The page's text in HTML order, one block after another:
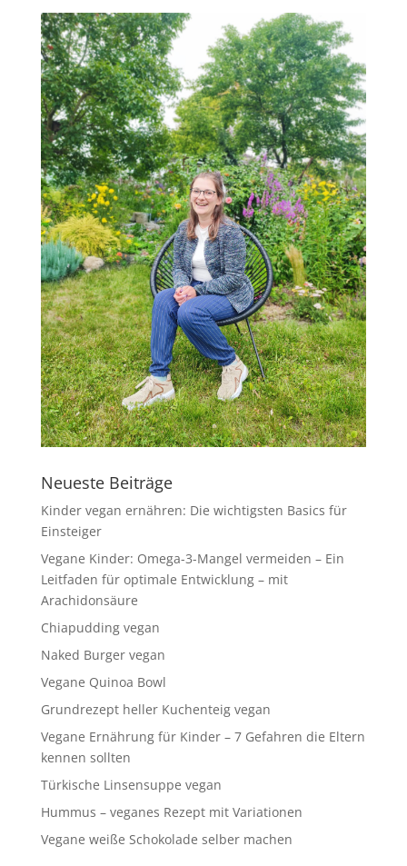
Neueste Beiträge
Kinder vegan ernähren: Die wichtigsten Basics für
Einsteiger
Vegane Kinder: Omega-3-Mangel vermeiden – Ein
Leitfaden für optimale Entwicklung – mit
Arachidonsäure
Chiapudding vegan
Naked Burger vegan
Vegane Quinoa Bowl
Grundrezept heller Kuchenteig vegan
Vegane Ernährung für Kinder – 7 Gefahren die Eltern
kennen sollten
Türkische Linsensuppe vegan
Hummus – veganes Rezept mit Variationen
Vegane weiße Schokolade selber machen